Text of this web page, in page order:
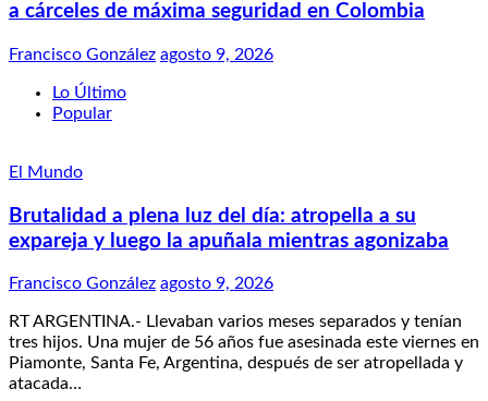
a cárceles de máxima seguridad en Colombia
Francisco González agosto 9, 2026
Lo Último
Popular
El Mundo
Brutalidad a plena luz del día: atropella a su
expareja y luego la apuñala mientras agonizaba
Francisco González agosto 9, 2026
RT ARGENTINA.- Llevaban varios meses separados y tenían
tres hijos. Una mujer de 56 años fue asesinada este viernes en
Piamonte, Santa Fe, Argentina, después de ser atropellada y
atacada…